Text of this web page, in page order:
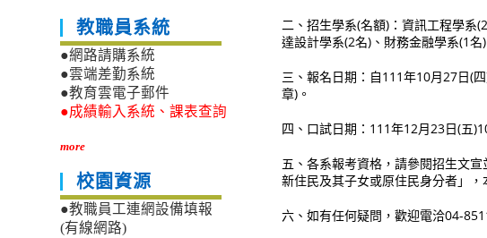
二、招生學系(名額)：資訊工程學系
達設計學系(2名)、財務金融學系(1名
三、報名日期：自111年10月27日(
章)。
四、口試日期：111年12月23日(五
五、各系報考資格，請參閱招生文
新住民及其子女或原住民身分者」
六、如有任何疑問，歡迎電洽04-
教職員系統
●網路請購系統
●雲端差勤系統
●教育雲電子郵件
●成績輸入系統、課表查詢
more
校園資源
●教職員工連網設備填報
(有線網路)